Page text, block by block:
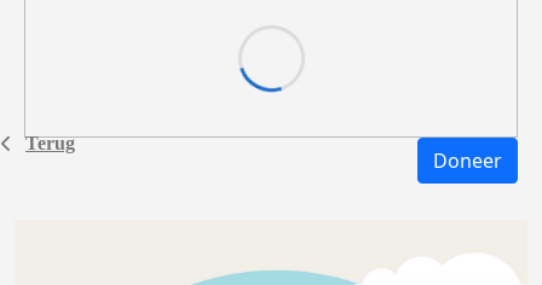
Terug
Doneer